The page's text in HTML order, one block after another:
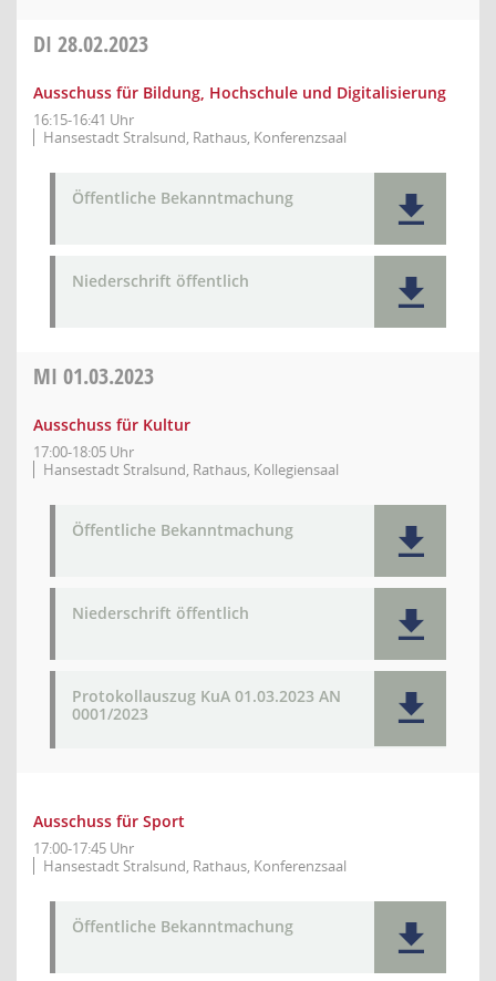
DI 28.02.2023
Ausschuss für Bildung, Hochschule und Digitalisierung
16:15-16:41 Uhr
Hansestadt Stralsund, Rathaus, Konferenzsaal
Öffentliche Bekanntmachung
Niederschrift öffentlich
MI 01.03.2023
Ausschuss für Kultur
17:00-18:05 Uhr
Hansestadt Stralsund, Rathaus, Kollegiensaal
Öffentliche Bekanntmachung
Niederschrift öffentlich
Protokollauszug KuA 01.03.2023 AN
0001/2023
Ausschuss für Sport
17:00-17:45 Uhr
Hansestadt Stralsund, Rathaus, Konferenzsaal
Öffentliche Bekanntmachung